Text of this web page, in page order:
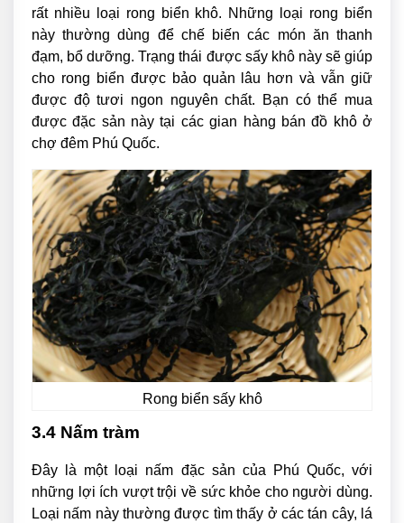
rất nhiều loại rong biển khô. Những loại rong biển
này thường dùng để chế biến các món ăn thanh
đạm, bổ dưỡng. Trạng thái được sấy khô này sẽ giúp
cho rong biển được bảo quản lâu hơn và vẫn giữ
được độ tươi ngon nguyên chất. Bạn có thể mua
được đặc sản này tại các gian hàng bán đồ khô ở
chợ đêm Phú Quốc.
Rong biển sấy khô
3.4 Nấm tràm
Đây là một loại nấm đặc sản của Phú Quốc, với
những lợi ích vượt trội về sức khỏe cho người dùng.
Loại nấm này thường được tìm thấy ở các tán cây, lá